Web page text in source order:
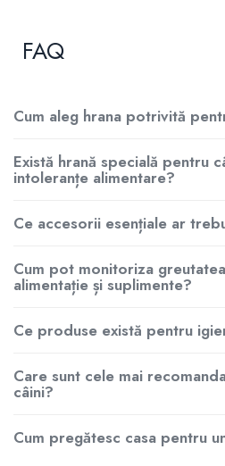
FAQ
Cum aleg hrana potrivită
Există hrană specială pentru
intoleranțe alimentare?
Ce accesorii esențiale ar
Cum pot monitoriza
alimentație și suplimente?
Ce produse există pentru
Care sunt cele mai
câini?
Cum pregătesc casa pentru